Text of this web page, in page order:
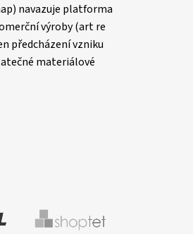
navazuje platforma
výroby (art re
předcházení vzniku
materiálové